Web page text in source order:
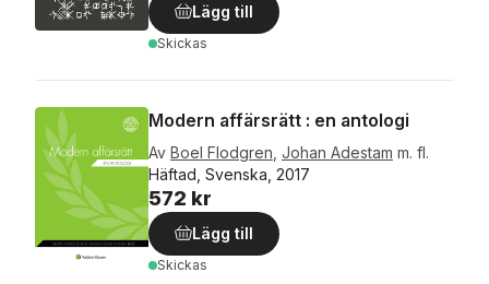
Lägg till
Skickas
Modern affärsrätt : en antologi
Av Boel Flodgren Johan Adestam m. fl.
Häftad, Svenska, 2017
572 kr
Lägg till
Skickas